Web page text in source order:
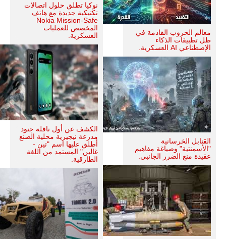
معالم الحروب القادمة في
ظل تطبيقات الذكاء
الإصطناعي AI العسكرية.
القنابل الخرسانية
"الأسمنتية" وصياغة مفاهيم
عقيدة منع الضرر الجانبي.
نوكيا تطلق حلول اتصالات
تكتيكية جديدة مع هاتف
Nokia Mission-Safe
المخصص للعمليات
العسكرية.
الكشف عن أول ناقلة جنود
مدرعة نيجيرية محلية الصنع
أطلق عليها اسم "تين -
غالين" المستمد من اللغة
الطارقية.